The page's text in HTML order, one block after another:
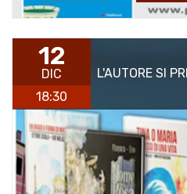
12
DIC
18:30
L'AUTORE SI